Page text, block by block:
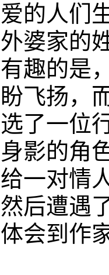
的人们
婆家的
趣的是
飞扬，
了一位
影的角
一对情
后遭遇
会到作